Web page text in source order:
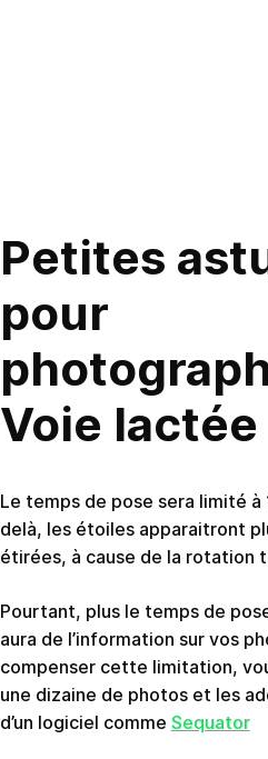
Petites
pour
Voie lactée
Le temps de pose sera limité à
delà, les étoiles apparaitront
étirées, à cause de la rotation
Pourtant, plus le temps de
aura de l’information sur vos
compenser cette limitation,
une dizaine de photos et les
d’un logiciel comme Sequator